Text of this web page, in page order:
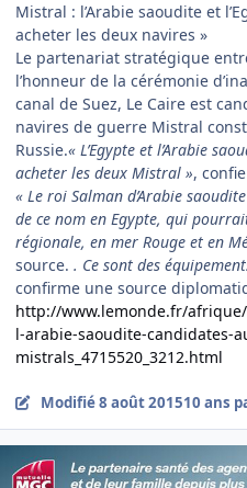
Mistral : l’Arabie saoudite et
acheter les deux navires »
Le partenariat stratégique
l’honneur de la cérémonie
canal de Suez, Le Caire est
navires de guerre Mistral
Russie.« L’Egypte et l’Arabie
acheter les deux Mistral »,
« Le roi Salman d’Arabie
de ce nom en Egypte, qui
régionale, en mer Rouge et en
source. . Ce sont des
confirme une source
http://www.lemonde.fr/
l-arabie-saoudite-candidates-
mistrals_4715520_3212.html
Modifié8 août 201510 ans